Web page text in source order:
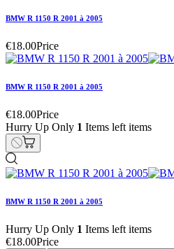
BMW R 1150 R 2001 à 2005
€18.00Price
BMW R 1150 R 2001 à 2005
€18.00Price
Hurry Up Only 1 Items left items
BMW R 1150 R 2001 à 2005
Hurry Up Only 1 Items left items
€18.00Price